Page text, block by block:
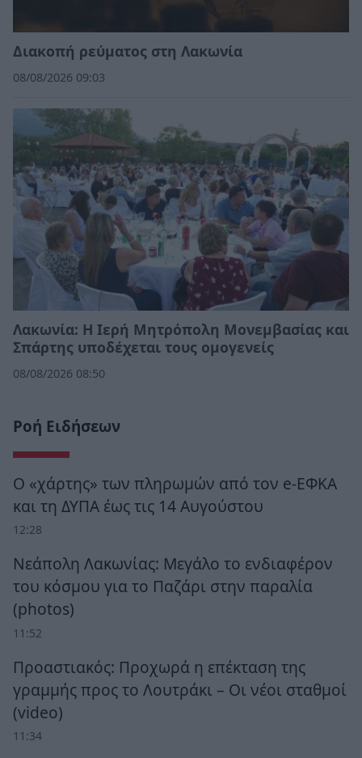
Διακοπή ρεύματος στη Λακωνία
08/08/2026 09:03
Λακωνία: Η Ιερή Μητρόπολη Μονεμβασίας και
Σπάρτης υποδέχεται τους ομογενείς
08/08/2026 08:50
Ροή Ειδήσεων
Ο «χάρτης» των πληρωμών από τον e-ΕΦΚΑ
και τη ΔΥΠΑ έως τις 14 Αυγούστου
12:28
Νεάπολη Λακωνίας: Μεγάλο το ενδιαφέρον
του κόσμου για το Παζάρι στην παραλία
(photos)
11:52
Προαστιακός: Προχωρά η επέκταση της
γραμμής προς το Λουτράκι – Οι νέοι σταθμοί
(video)
11:34